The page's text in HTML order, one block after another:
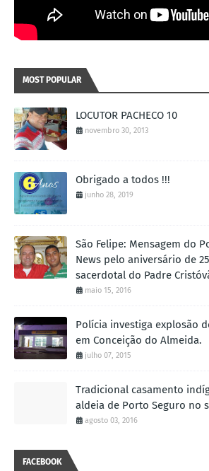
MOST POPULAR
LOCUTOR PACHECO 10
novembro 30, 2013
Obrigado a todos !!!
junho 28, 2019
São Felipe: Mensagem do
News pelo aniversário de
sacerdotal do Padre
maio 15, 2016
Polícia investiga explosão
em Conceição do Almeida.
julho 07, 2015
Tradicional casamento
aldeia de Porto Seguro no
agosto 03, 2016
FACEBOOK